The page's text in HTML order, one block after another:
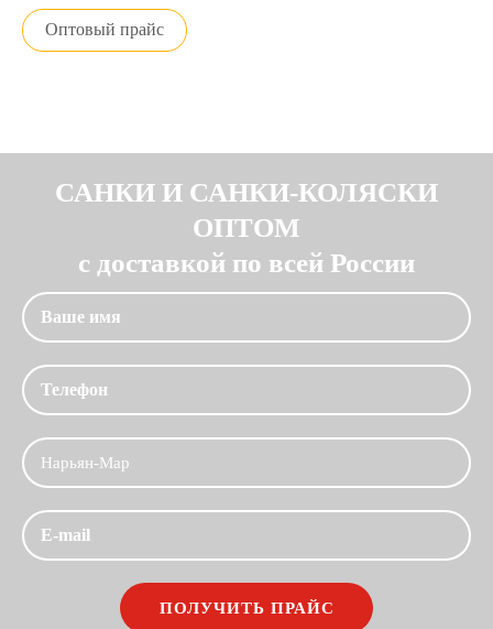
Оптовый прайс
САНКИ И САНКИ-КОЛЯСКИ
ОПТОМ
с доставкой по всей России